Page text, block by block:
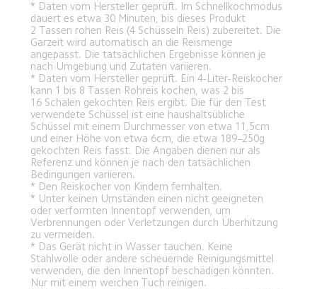
* Daten vom Hersteller geprüft. Im Schnellkochmodus
dauert es etwa 30 Minuten, bis dieses Produkt
2 Tassen rohen Reis (4 Schüsseln Reis) zubereitet. Die
Garzeit wird automatisch an die Reismenge
angepasst. Die tatsächlichen Ergebnisse können je
nach Umgebung und Zutaten variieren.
* Daten vom Hersteller geprüft. Ein 4-Liter-Reiskocher
kann 1 bis 8 Tassen Rohreis kochen, was 2 bis
16 Schalen gekochten Reis ergibt. Die für den Test
verwendete Schüssel ist eine haushaltsübliche
Schüssel mit einem Durchmesser von etwa 11,5cm
und einer Höhe von etwa 6cm, die etwa 189–250g
gekochten Reis fasst. Die Angaben dienen nur als
Referenz und können je nach den tatsächlichen
Bedingungen variieren.
* Den Reiskocher von Kindern fernhalten.
* Unter keinen Umständen einen nicht geeigneten
oder verformten Innentopf verwenden, um
Verbrennungen oder Verletzungen durch Überhitzung
zu vermeiden.
* Das Gerät nicht in Wasser tauchen. Keine
Stahlwolle oder andere scheuernde Reinigungsmittel
verwenden, die den Innentopf beschädigen könnten.
Nur mit einem weichen Tuch reinigen.